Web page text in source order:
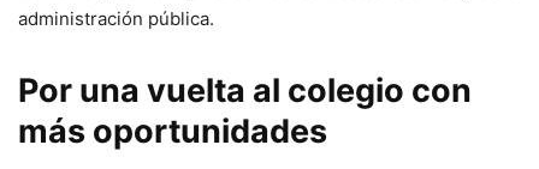
administración pública.
Por una vuelta al colegio con
más oportunidades